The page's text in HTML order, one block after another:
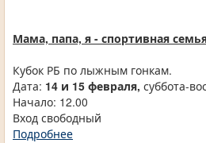
Мама, папа, я - спортивная
Кубок РБ по лыжным гонкам.
Дата: 14 и 15 февраля, суббота-
Начало: 12.00
Вход свободный
Подробнее